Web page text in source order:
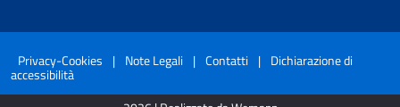
Privacy-Cookies | Note Legali | Contatti | Dichiarazione di
accessibilità